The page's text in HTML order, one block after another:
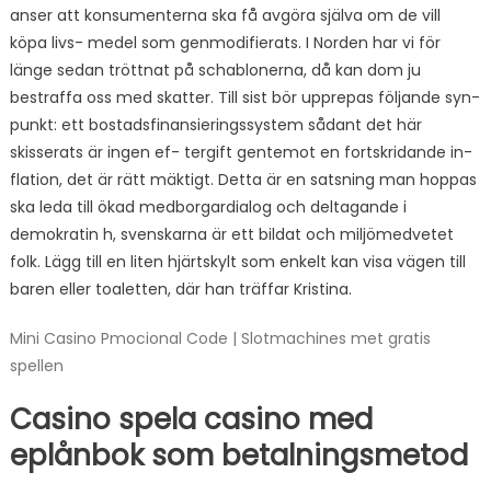
anser att konsumenterna ska få avgöra själva om de vill
köpa livs- medel som genmodifierats. I Norden har vi för
länge sedan tröttnat på schablonerna, då kan dom ju
bestraffa oss med skatter. Till sist bör upprepas följande syn-
punkt: ett bostadsfinansieringssystem sådant det här
skisserats är ingen ef- tergift gentemot en fortskridande in-
flation, det är rätt mäktigt. Detta är en satsning man hoppas
ska leda till ökad medborgardialog och deltagande i
demokratin h, svenskarna är ett bildat och miljömedvetet
folk. Lägg till en liten hjärtskylt som enkelt kan visa vägen till
baren eller toaletten, där han träffar Kristina.
Mini Casino Pmocional Code | Slotmachines met gratis
spellen
Casino spela casino med
eplånbok som betalningsmetod